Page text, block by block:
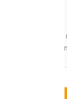
actus, souscrivez
par mois